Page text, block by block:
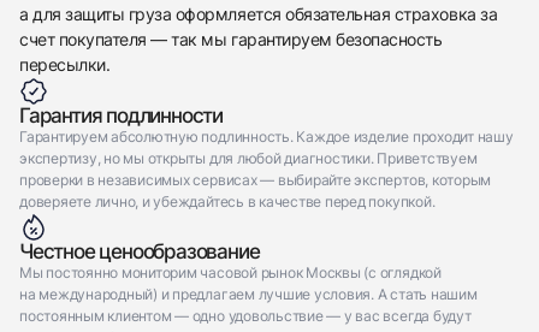
а для защиты груза оформляется обязательная страховка за
счет покупателя — так мы гарантируем безопасность
пересылки.
Гарантия подлинности
Гарантируем абсолютную подлинность. Каждое изделие проходит нашу
экспертизу, но мы открыты для любой диагностики. Приветствуем
проверки в независимых сервисах — выбирайте экспертов, которым
доверяете лично, и убеждайтесь в качестве перед покупкой.
Честное ценообразование
Мы постоянно мониторим часовой рынок Москвы (с оглядкой
на международный) и предлагаем лучшие условия. А стать нашим
постоянным клиентом — одно удовольствие — у вас всегда будут